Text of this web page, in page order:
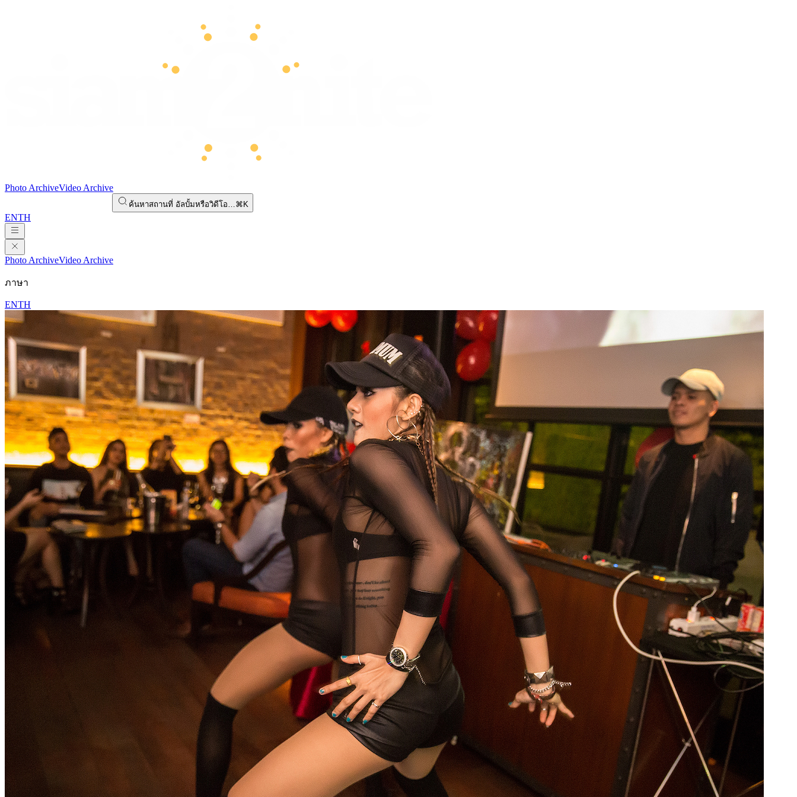
Photo ArchiveVideo Archive
ค้นหาสถานที่ อัลบั้มหรือวิดีโอ…⌘K
ENTH
Photo ArchiveVideo Archive
ภาษา
ENTH